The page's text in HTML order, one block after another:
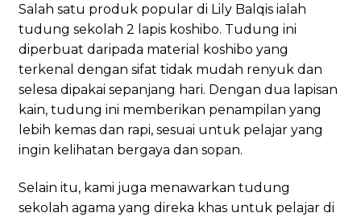
Salah satu produk popular di Lily Balqis ialah
tudung sekolah 2 lapis koshibo. Tudung ini
diperbuat daripada material koshibo yang
terkenal dengan sifat tidak mudah renyuk dan
selesa dipakai sepanjang hari. Dengan dua lapisan
kain, tudung ini memberikan penampilan yang
lebih kemas dan rapi, sesuai untuk pelajar yang
ingin kelihatan bergaya dan sopan.
Selain itu, kami juga menawarkan tudung
sekolah agama yang direka khas untuk pelajar di